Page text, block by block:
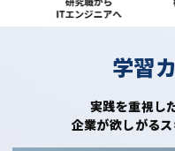
学習
実践を重視し
企業が欲しがるス